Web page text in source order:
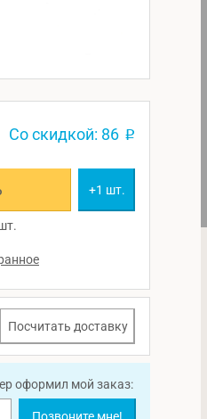
Со скидкой: 86 p
+1 шт.
Посчитать доставку
оформил мой заказ:
Позвоните мне!